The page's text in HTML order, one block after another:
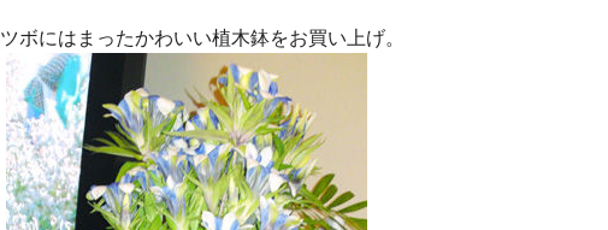
ツボにはまったかわいい植木鉢をお買い上げ。